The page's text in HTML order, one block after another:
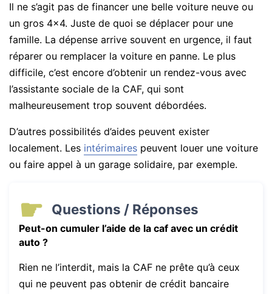
Il ne s’agit pas de financer une belle voiture neuve ou
un gros 4×4. Juste de quoi se déplacer pour une
famille. La dépense arrive souvent en urgence, il faut
réparer ou remplacer la voiture en panne. Le plus
difficile, c’est encore d’obtenir un rendez-vous avec
l’assistante sociale de la CAF, qui sont
malheureusement trop souvent débordées.
D’autres possibilités d’aides peuvent exister
localement. Les intérimaires peuvent louer une voiture
ou faire appel à un garage solidaire, par exemple.
Questions / Réponses
Peut-on cumuler l’aide de la caf avec un crédit
auto ?
Rien ne l’interdit, mais la CAF ne prête qu’à ceux
qui ne peuvent pas obtenir de crédit bancaire